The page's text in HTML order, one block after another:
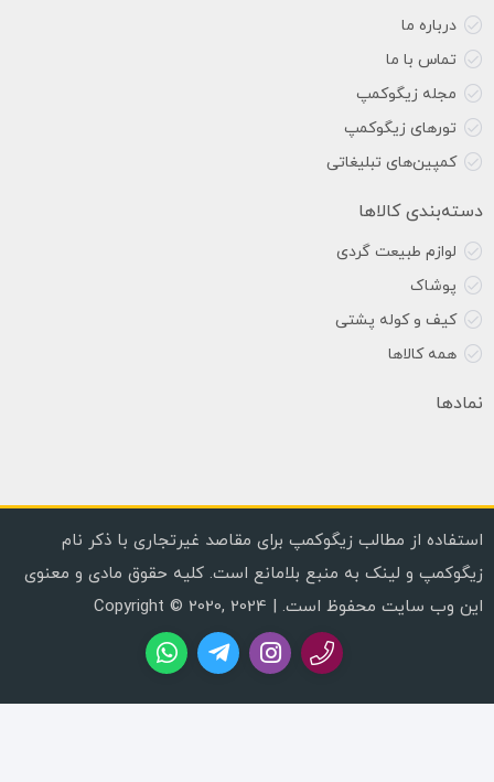
درباره ما
تماس با ما
مجله زیگوکمپ
تورهای زیگوکمپ
کمپین‌های تبلیغاتی
دسته‌بندی کالاها
لوازم طبیعت گردی
پوشاک
کیف و کوله پشتی
همه کالاها
نمادها
استفاده از مطالب زیگوکمپ برای مقاصد غیرتجاری با ذکر نام
زیگوکمپ و لینک به منبع بلامانع است. کلیه حقوق مادی و معنوی
این وب سایت محفوظ است. | Copyright © 2020, 2024